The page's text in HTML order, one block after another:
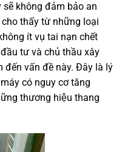
không đảm bảo an
thấy từ những loại
ít vụ tai nạn chết
tư và chủ thầu xây
vấn đề này. Đây là lý
có nguy cơ tăng
thương hiệu thang